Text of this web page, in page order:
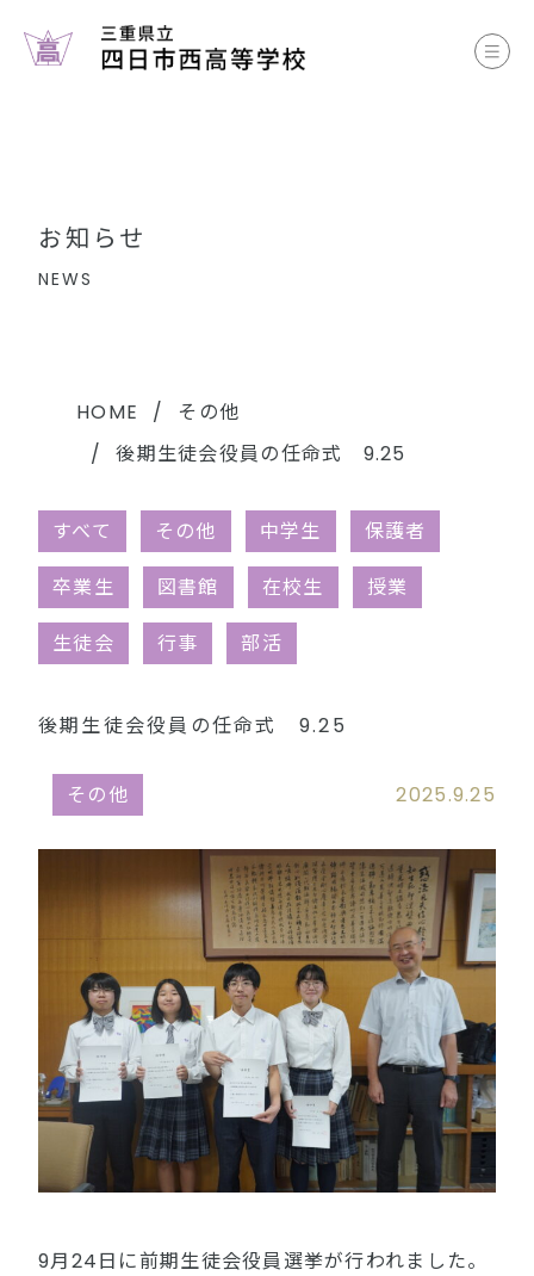
お知らせ
学校生活
中学生のみなさまへ
同窓会（外部リンク）
お知らせ
NEWS
HOME
その他
後期生徒会役員の任命式 9.25
すべて その他 中学生 保護者
卒業生 図書館 在校生 授業
生徒会 行事 部活
後期生徒会役員の任命式 9.25
2025.9.25
その他
9月24日に前期生徒会役員選挙が行われました。